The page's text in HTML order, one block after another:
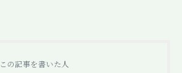
この記事を書いた人